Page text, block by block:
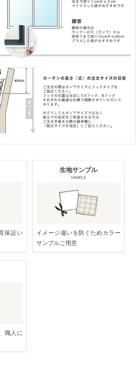
保証い
生地サンプル
SAMPLE
イメージ違いを防ぐためカラー
サンプルご用意
職人に